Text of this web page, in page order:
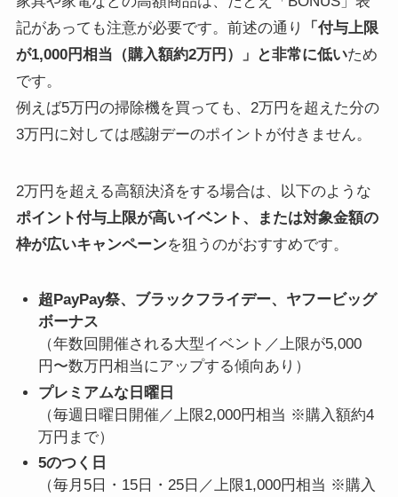
記があっても注意が必要です。前述の通り
「付与上限
が1,000円相当（購入額約2万円）」と非常に低いため
です。
例えば5万円の掃除機を買っても、2万円を超えた分の
3万円に対しては感謝デーのポイントが付きません。
2万円を超える高額決済をする場合は、以下のような
ポイント付与上限が高いイベント、または対象金額の
枠が広いキャンペーンを狙うのがおすすめです。
超PayPay祭、ブラックフライデー、ヤフービッグ
ボーナス
（年数回開催される大型イベント／上限が5,000
円〜数万円相当にアップする傾向あり）
プレミアムな日曜日
（毎週日曜日開催／上限2,000円相当 ※購入額約4
万円まで）
5のつく日
（毎月5日・15日・25日／上限1,000円相当 ※購入